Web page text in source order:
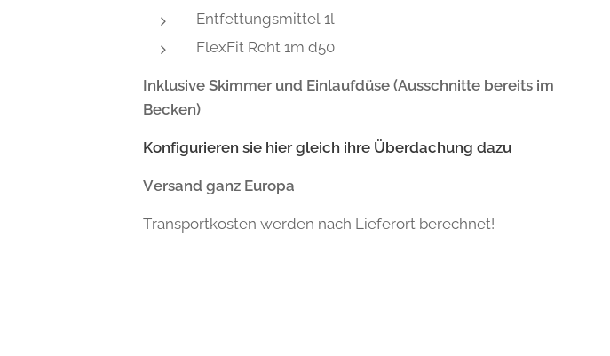
Entfettungsmittel 1l
FlexFit Roht 1m d50
Inklusive Skimmer und Einlaufdüse(Ausschnitte bereits im
Becken)
Konfigurieren sie hier gleich ihre Überdachung dazu
Versand ganz Europa
Transportkosten werden nach Lieferort berechnet!